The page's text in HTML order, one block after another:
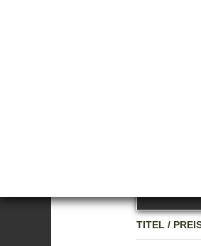
TITEL /